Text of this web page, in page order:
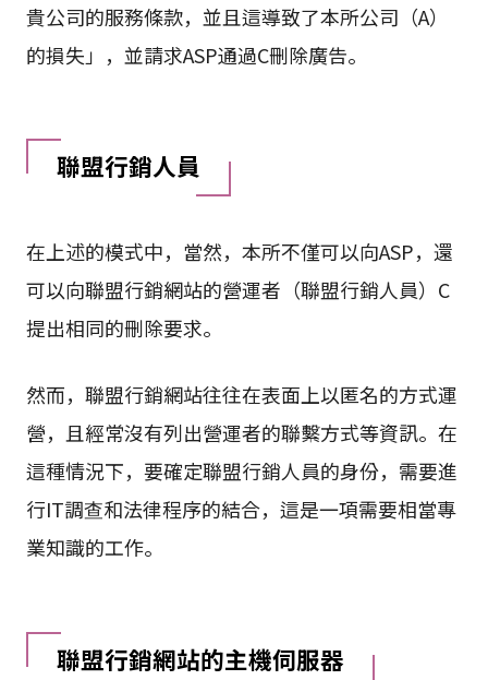
貴公司的服務條款，並且這導致了本所公司（A）
的損失」，並請求ASP通過C刪除廣告。
聯盟行銷人員
在上述的模式中，當然，本所不僅可以向ASP，還
可以向聯盟行銷網站的營運者（聯盟行銷人員）C
提出相同的刪除要求。
然而，聯盟行銷網站往往在表面上以匿名的方式運
營，且經常沒有列出營運者的聯繫方式等資訊。在
這種情況下，要確定聯盟行銷人員的身份，需要進
行IT調查和法律程序的結合，這是一項需要相當專
業知識的工作。
聯盟行銷網站的主機伺服器